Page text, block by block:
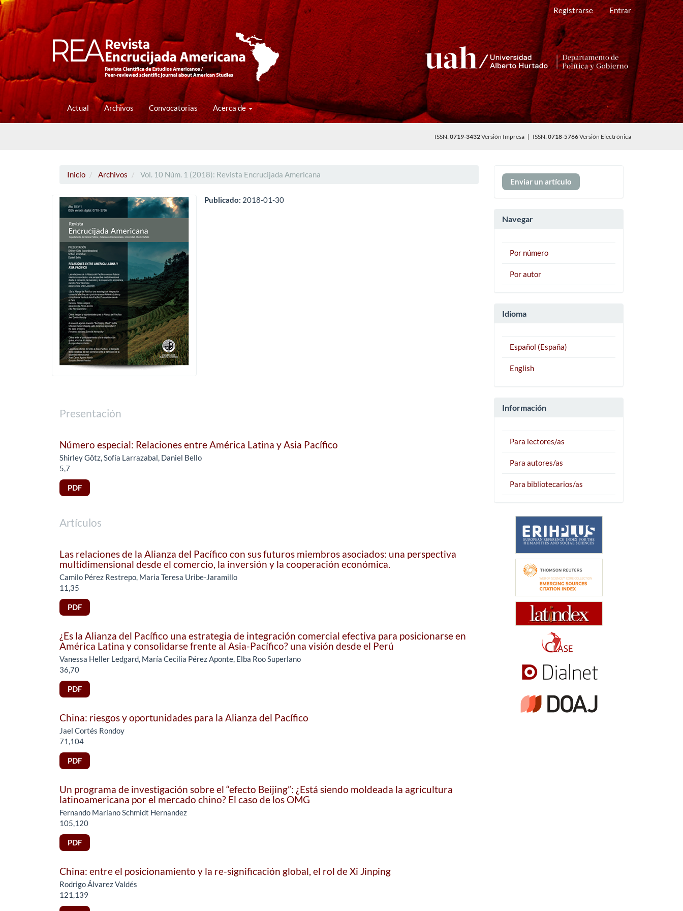
Navegación
Contenido
principal
Barra
Registrarse Entrar
Actual Archivos Convocatorias Acerca de
ISSN:0719-3432Versión Impresa | ISSN:0718-5766Versión Electrónica
Inicio Archivos Vol. 10 Núm. 1 (2018): Revista Encrucijada Americana
Publicado: 2018-01-30
Presentación
Número especial: Relaciones entre América Latina y Asia Pacífico
Shirley Götz, Sofía Larrazabal, Daniel Bello
5,7
PDF
Artículos
Las relaciones de la Alianza del Pacífico con sus futuros miembros asociados: una perspectiva
multidimensional desde el comercio, la inversión y la cooperación económica.
Camilo Pérez Restrepo, Maria Teresa Uribe-Jaramillo
11,35
PDF
¿Es la Alianza del Pacífico una estrategia de integración comercial efectiva para posicionarse en
América Latina y consolidarse frente al Asia-Pacífico? una visión desde el Perú
Vanessa Heller Ledgard, María Cecilia Pérez Aponte, Elba Roo Superlano
36,70
PDF
China: riesgos y oportunidades para la Alianza del Pacífico
Jael Cortés Rondoy
71,104
PDF
Un programa de investigación sobre el “efecto Beijing”: ¿Está siendo moldeada la agricultura
latinoamericana por el mercado chino? El caso de los OMG
Fernando Mariano Schmidt Hernandez
105,120
PDF
China: entre el posicionamiento y la re-significación global, el rol de Xi Jinping
Rodrigo Álvarez Valdés
121,139
Enviar
un
Enviar un artículo
Navegar
Por número
Por autor
Idioma
Español (España)
English
Información
Para lectores/as
Para autores/as
Para bibliotecarios/as